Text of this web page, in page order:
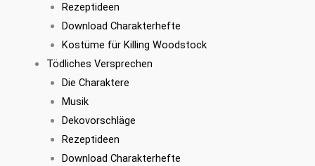
Rezeptideen
Download Charakterhefte
Kostüme für Killing Woodstock
Tödliches Versprechen
Die Charaktere
Musik
Dekovorschläge
Rezeptideen
Download Charakterhefte